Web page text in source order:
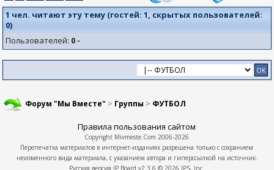
1 чел. читают эту тему (гостей:1, скрытых пользователей:
0)
Пользователей: 0 -
Форум "Мы Вместе" > Группы > ФУТБОЛ
Правила пользования сайтом
Copyright Mivmeste.Com 2006-2026
Перепечатка материалов в интернет-изданиях разрешена только с сохранием
неизменного вида материала, с указанием автора и гиперссылкой на источник.
Русская версия IP.Board v2.3.6 © 2026 IPS, Inc.